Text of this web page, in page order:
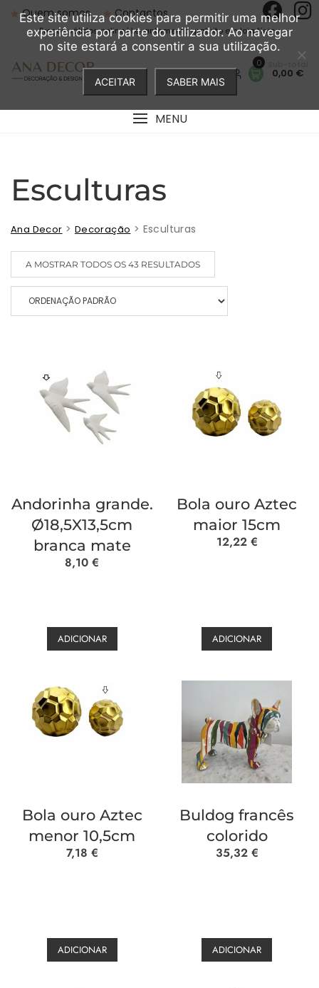
content
Quem somos Contactos
Preços válidos online | Levantamento gratuito em loja física
0
0,00 €
MENU
Esculturas
Ana Decor > Decoração > Esculturas
A MOSTRAR TODOS OS 43 RESULTADOS
Andorinha grande.
Ø18,5X13,5cm
branca mate
8,10€
ADICIONAR
Bola ouro Aztec
maior 15cm
12,22 €
ADICIONAR
Bola ouro Aztec
menor 10,5cm
7,18 €
ADICIONAR
Buldog francês
colorido
35,32 €
ADICIONAR
Este site utiliza cookies para permitir uma melhor
experiência por parte do utilizador. Ao navegar
no site estará a consentir a sua utilização.
ACEITAR SABER MAIS